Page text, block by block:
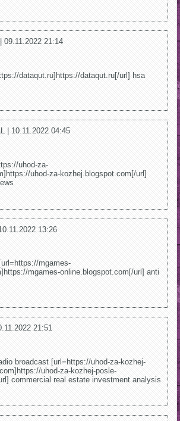
09.11.2022 21:14
dataqut.ru]https://dataqut.ru[/url] hsa
| 10.11.2022 04:45
uhod-za-
uhod-za-kozhej.blogspot.com[/url]
13:26
mgames-
mgames-online.blogspot.com[/url] anti
21:51
broadcast [url=https://uhod-za-kozhej-
uhod-za-kozhej-posle-
commercial real estate investment analysis